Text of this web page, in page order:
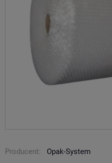
Producent: Opak-System